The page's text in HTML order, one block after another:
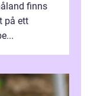
finns
på ett